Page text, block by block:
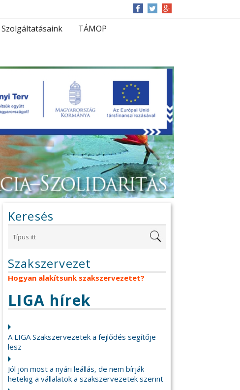
Szolgáltatásaink TÁMOP
Keresés
Szakszervezet
Hogyan alakítsunk szakszervezetet?
LIGA hírek
A LIGA Szakszervezetek a fejlődés segítője
lesz
Jól jön most a nyári leállás, de nem bírják
hetekig a vállalatok a szakszervezetek szerint